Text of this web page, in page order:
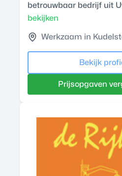
betrouwbaar bedrijf uit
bekijken
Werkzaam in
Bekijk
Prijsopgaven